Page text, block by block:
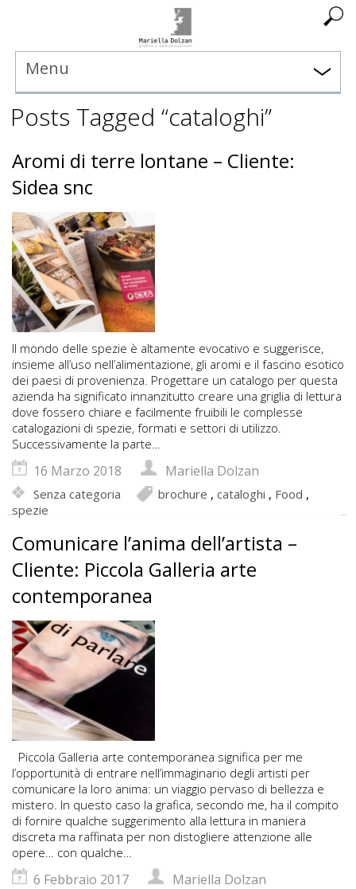
Menu
Posts Tagged “cataloghi”
Aromi di terre lontane – Cliente:
Sidea snc
Il mondo delle spezie è altamente evocativo e suggerisce,
insieme all’uso nell’alimentazione, gli aromi e il fascino esotico
dei paesi di provenienza. Progettare un catalogo per questa
azienda ha significato innanzitutto creare una griglia di lettura
dove fossero chiare e facilmente fruibili le complesse
catalogazioni di spezie, formati e settori di utilizzo.
Successivamente la parte…
16 Marzo 2018 Mariella Dolzan
Senza categoria brochure , cataloghi , Food ,
spezie
Comunicare l’anima dell’artista –
Cliente: Piccola Galleria arte
contemporanea
Piccola Galleria arte contemporanea significa per me
l’opportunità di entrare nell’immaginario degli artisti per
comunicare la loro anima: un viaggio pervaso di bellezza e
mistero. In questo caso la grafica, secondo me, ha il compito
di fornire qualche suggerimento alla lettura in maniera
discreta ma raffinata per non distogliere attenzione alle
opere… con qualche…
6 Febbraio 2017 Mariella Dolzan